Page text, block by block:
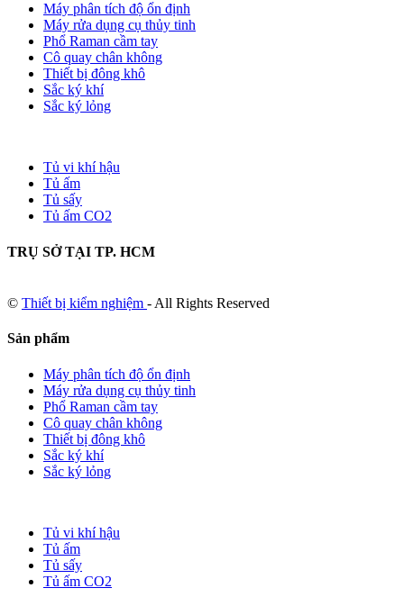
Máy phân tích độ ổn định
Máy rửa dụng cụ thủy tinh
Phổ Raman cầm tay
Cô quay chân không
Thiết bị đông khô
Sắc ký khí
Sắc ký lỏng
Tủ vi khí hậu
Tủ ấm
Tủ sấy
Tủ ấm CO2
TRỤ SỞ TẠI TP. HCM
© Thiết bị kiểm nghiệm - All Rights Reserved
Sản phẩm
Máy phân tích độ ổn định
Máy rửa dụng cụ thủy tinh
Phổ Raman cầm tay
Cô quay chân không
Thiết bị đông khô
Sắc ký khí
Sắc ký lỏng
Tủ vi khí hậu
Tủ ấm
Tủ sấy
Tủ ấm CO2